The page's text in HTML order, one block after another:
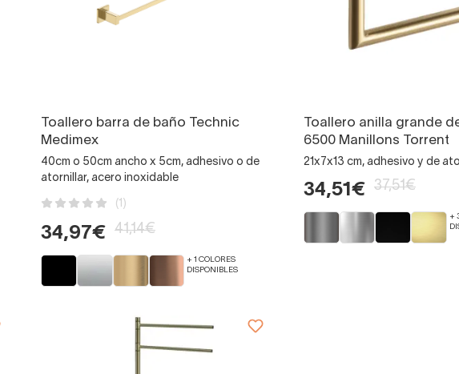
Toallero barra de baño Technic
Medimex
40cm o 50cm ancho x 5cm, adhesivo o de
atornillar, acero inoxidable
(1)
34,97€ 41,14€
+ 1 COLORES
DISPONIBLES
Toallero anilla grande
6500 Manillons Torrent
21x7x13 cm, adhesivo y de
34,51€ 37,51€
+